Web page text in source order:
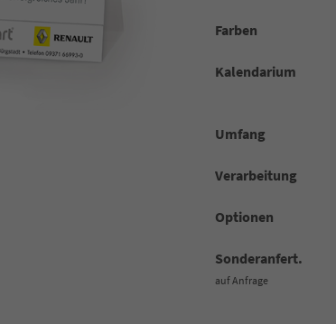
Farben
Kalendarium
Umfang
Verarbeitung
Optionen
Sonderanfert.
auf Anfrage